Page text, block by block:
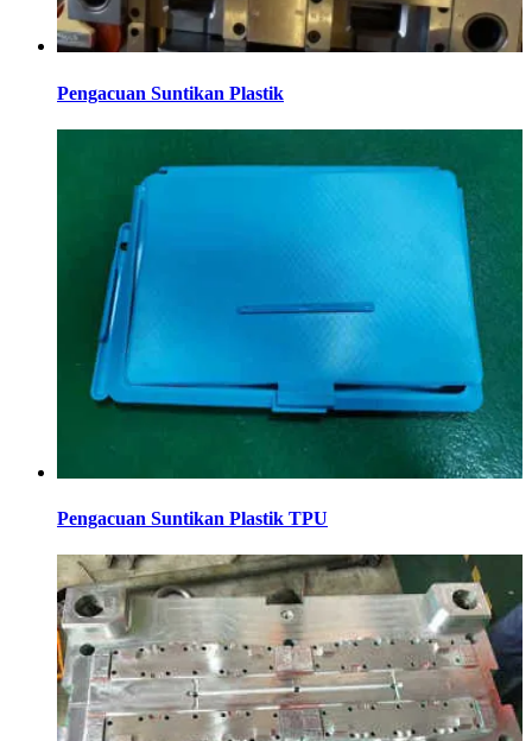
Pengacuan Suntikan Plastik
Pengacuan Suntikan Plastik TPU